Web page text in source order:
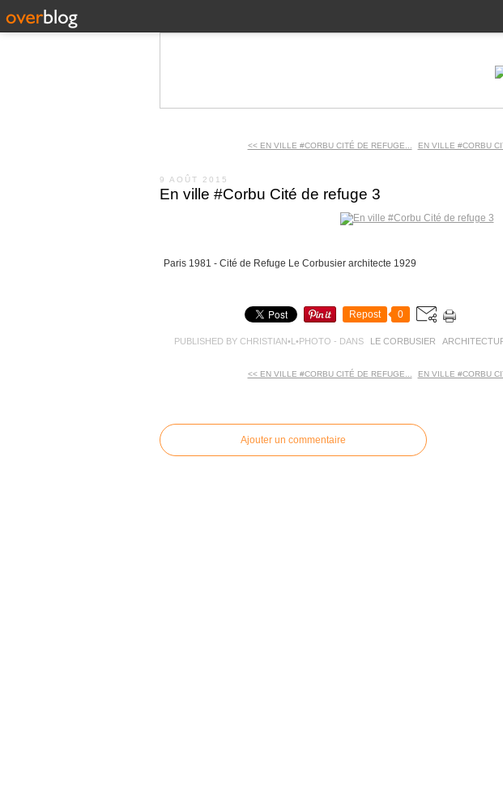
<< EN VILLE #CORBU CITÉ DE REFUGE... EN VILLE #CORBU
9 AOÛT 2015
En ville #Corbu Cité de refuge 3
Paris 1981 - Cité de Refuge Le Corbusier architecte 1929
Repost 0
PUBLISHED BY CHRISTIAN•L•PHOTO - DANS LE CORBUSIER
<< EN VILLE #CORBU CITÉ DE REFUGE... EN VILLE #CORBU
Ajouter un commentaire